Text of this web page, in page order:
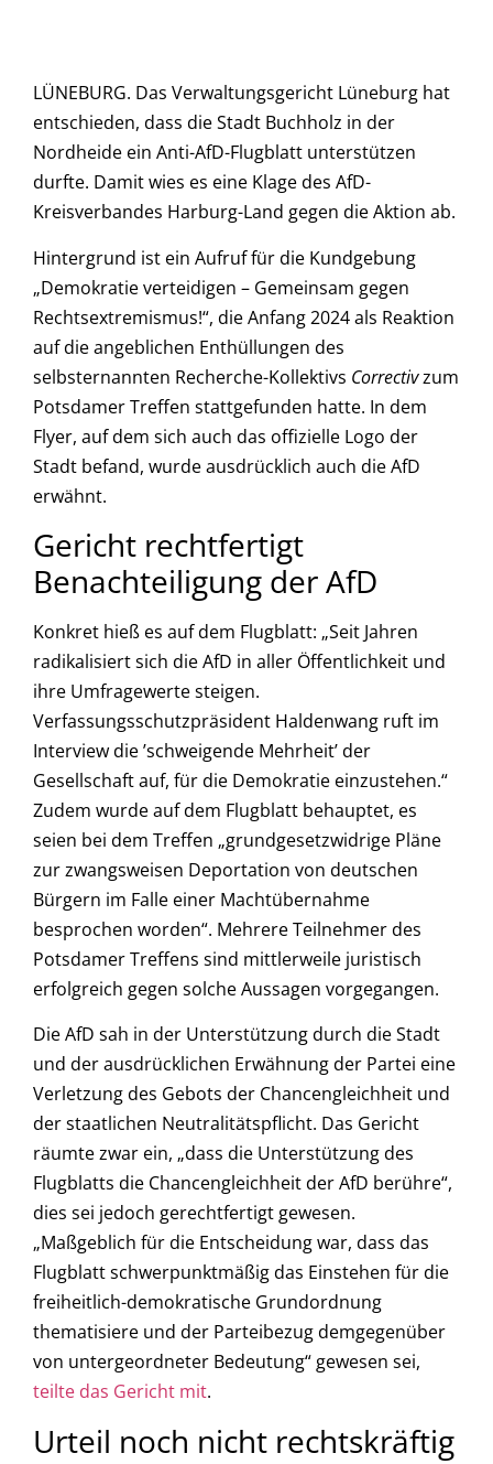
LÜNEBURG. Das Verwaltungsgericht Lüneburg hat
entschieden, dass die Stadt Buchholz in der
Nordheide ein Anti-AfD-Flugblatt unterstützen
durfte. Damit wies es eine Klage des AfD-
Kreisverbandes Harburg-Land gegen die Aktion ab.
Hintergrund ist ein Aufruf für die Kundgebung
„Demokratie verteidigen – Gemeinsam gegen
Rechtsextremismus!“, die Anfang 2024 als Reaktion
auf die angeblichen Enthüllungen des
selbsternannten Recherche-Kollektivs Correctivzum
Potsdamer Treffen stattgefunden hatte. In dem
Flyer, auf dem sich auch das offizielle Logo der
Stadt befand, wurde ausdrücklich auch die AfD
erwähnt.
Gericht rechtfertigt
Benachteiligung der AfD
Konkret hieß es auf dem Flugblatt: „Seit Jahren
radikalisiert sich die AfD in aller Öffentlichkeit und
ihre Umfragewerte steigen.
Verfassungsschutzpräsident Haldenwang ruft im
Interview die ’schweigende Mehrheit’ der
Gesellschaft auf, für die Demokratie einzustehen.“
Zudem wurde auf dem Flugblatt behauptet, es
seien bei dem Treffen „grundgesetzwidrige Pläne
zur zwangsweisen Deportation von deutschen
Bürgern im Falle einer Machtübernahme
besprochen worden“. Mehrere Teilnehmer des
Potsdamer Treffens sind mittlerweile juristisch
erfolgreich gegen solche Aussagen vorgegangen.
Die AfD sah in der Unterstützung durch die Stadt
und der ausdrücklichen Erwähnung der Partei eine
Verletzung des Gebots der Chancengleichheit und
der staatlichen Neutralitätspflicht. Das Gericht
räumte zwar ein, „dass die Unterstützung des
Flugblatts die Chancengleichheit der AfD berühre“,
dies sei jedoch gerechtfertigt gewesen.
„Maßgeblich für die Entscheidung war, dass das
Flugblatt schwerpunktmäßig das Einstehen für die
freiheitlich-demokratische Grundordnung
thematisiere und der Parteibezug demgegenüber
von untergeordneter Bedeutung“ gewesen sei,
teilte das Gericht mit.
Urteil noch nicht rechtskräftig